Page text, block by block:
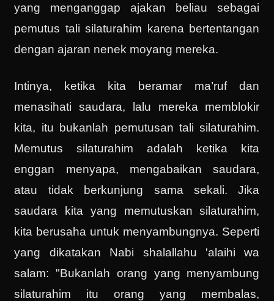
yang menganggap ajakan beliau sebagai
pemutus tali silaturahim karena bertentangan
dengan ajaran nenek moyang mereka.
Intinya, ketika kita beramar ma’ruf dan
menasihati saudara, lalu mereka memblokir
kita, itu bukanlah pemutusan tali silaturahim.
Memutus silaturahim adalah ketika kita
enggan menyapa, mengabaikan saudara,
atau tidak berkunjung sama sekali. Jika
saudara kita yang memutuskan silaturahim,
kita berusaha untuk menyambungnya. Seperti
yang dikatakan Nabi shalallahu 'alaihi wa
salam: "Bukanlah orang yang menyambung
silaturahim itu orang yang membalas,